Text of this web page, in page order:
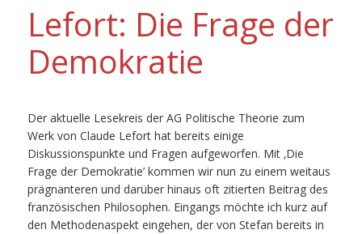
Lefort: Die Frage der
Demokratie
Der aktuelle Lesekreis der AG Politische Theorie zum
Werk von Claude Lefort hat bereits einige
Diskussionspunkte und Fragen aufgeworfen. Mit ‚Die
Frage der Demokratie’ kommen wir nun zu einem weitaus
prägnanteren und darüber hinaus oft zitierten Beitrag des
französischen Philosophen. Eingangs möchte ich kurz auf
den Methodenaspekt eingehen, der von Stefan bereits in